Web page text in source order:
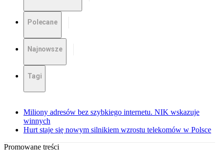
Polecane
Najnowsze
Tagi
Miliony adresów bez szybkiego internetu. NIK wskazuje
winnych
Hurt staje się nowym silnikiem wzrostu telekomów w Polsce
Promowane treści